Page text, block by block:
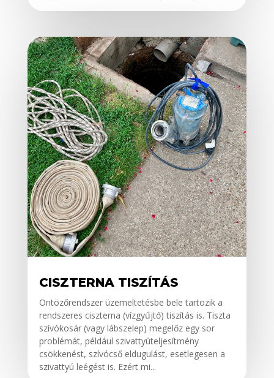
CISZTERNA TISZÍTÁS
Öntözőrendszer üzemeltetésbe bele tartozik a
rendszeres ciszterna (vízgyűjtő) tiszítás is. Tiszta
szívókosár (vagy lábszelep) megelőz egy sor
problémát, például szivattyúteljesítmény
csökkenést, szívócső eldugulást, esetlegesen a
szivattyú leégést is. Ezért mi...